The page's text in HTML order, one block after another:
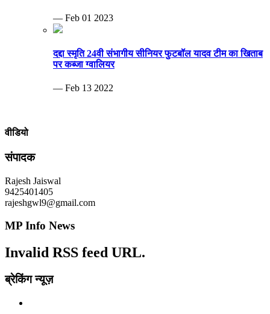
— Feb 01 2023
दद्दा स्मृति 24वी संभागीय सीनियर फुटबॉल यादव टीम का खिताब
पर कब्जा ग्वालियर
— Feb 13 2022
वीडियो
संपादक
Rajesh Jaiswal
9425401405
rajeshgwl9@gmail.com
MP Info News
Invalid RSS feed URL.
ब्रेकिंग न्यूज़